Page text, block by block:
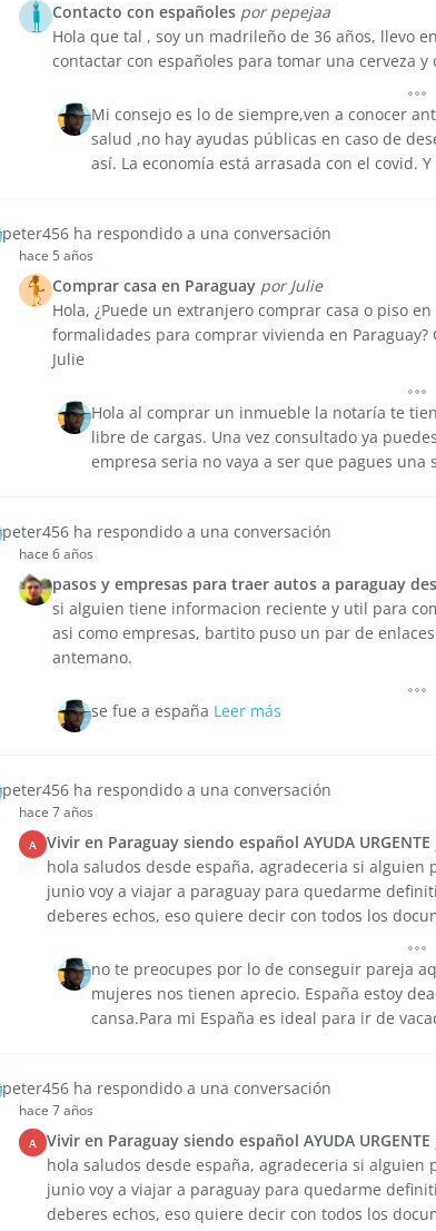
Contacto con españoles por pepejaa
Hola que tal , soy un madrileño de 36 años, llevo
contactar con españoles para tomar una cerveza
Mi consejo es lo de siempre,ven a conocer
salud ,no hay ayudas públicas en caso de
así. La economía está arrasada con el covid. Y
peter456 ha respondido a una conversación
hace 5 años
Comprar casa en Paraguay por Julie
Hola, ¿Puede un extranjero comprar casa o piso en
formalidades para comprar vivienda en
Julie
Hola al comprar un inmueble la notaría te
libre de cargas. Una vez consultado ya
empresa seria no vaya a ser que pagues una
peter456 ha respondido a una conversación
hace 6 años
pasos y empresas para traer autos a paraguay
si alguien tiene informacion reciente y util para
asi como empresas, bartito puso un par de
antemano.
se fue a españa Leer más
peter456 ha respondido a una conversación
hace 7 años
A Vivir en Paraguay siendo español AYUDA URGENTE
hola saludos desde españa, agradeceria si
junio voy a viajar a paraguay para quedarme
deberes echos, eso quiere decir con todos los
no te preocupes por lo de conseguir pareja
mujeres nos tienen aprecio. España estoy
cansa.Para mi España es ideal para ir de
peter456 ha respondido a una conversación
hace 7 años
A Vivir en Paraguay siendo español AYUDA URGENTE
hola saludos desde españa, agradeceria si
junio voy a viajar a paraguay para quedarme
deberes echos, eso quiere decir con todos los